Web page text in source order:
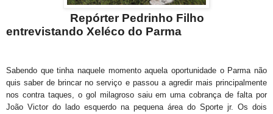
Repórter Pedrinho Filho
entrevistando Xeléco do Parma
Sabendo que tinha naquele momento aquela oportunidade o Parma não
quis saber de brincar no serviço e passou a agredir mais principalmente
nos contra taques, o gol milagroso saiu em uma cobrança de falta por
João Victor do lado esquerdo na pequena área do Sporte jr. Os dois